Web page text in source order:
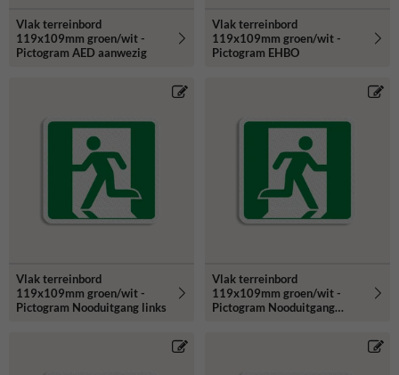
Vlak terreinbord
119x109mm groen/wit -
Pictogram AED aanwezig
Vlak terreinbord
119x109mm groen/wit -
Pictogram EHBO
Vlak terreinbord
119x109mm groen/wit -
Pictogram Nooduitgang links
Vlak terreinbord
119x109mm groen/wit -
Pictogram Nooduitgang